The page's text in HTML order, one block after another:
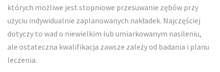
których możliwe jest stopniowe przesuwanie zębów przy
użyciu indywidualnie zaplanowanych nakładek. Najczęściej
dotyczy to wad o niewielkim lub umiarkowanym nasileniu,
ale ostateczna kwalifikacja zawsze zależy od badania i planu
leczenia.